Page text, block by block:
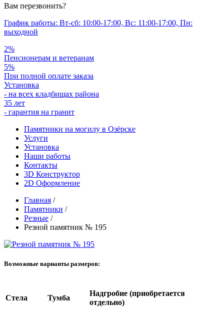
Вам перезвонить?
График работы: Вт-сб: 10:00-17:00, Вс: 11:00-17:00, Пн:
выходной
2%
Пенсионерам и ветеранам
5%
При полной оплате заказа
Установка
- на всех кладбищах района
35 лет
- гарантия на гранит
Памятники на могилу в Озёрске
Услуги
Установка
Наши работы
Контакты
3D Конструктор
2D Оформление
Главная /
Памятники /
Резные /
Резной памятник № 195
Возможные варианты размеров:
Стела Тумба
Надгробие (приобретается
отдельно)